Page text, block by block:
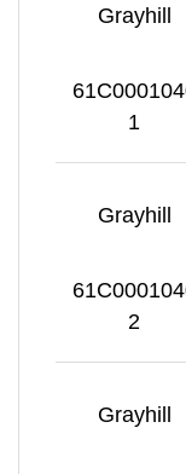
Grayhill
1
Grayhill
2
Grayhill